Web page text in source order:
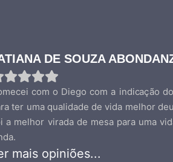
DE SOUZA
com o Diego com a indicação
ter uma qualidade de vida melhor
a melhor virada de mesa para uma
mais opiniões...